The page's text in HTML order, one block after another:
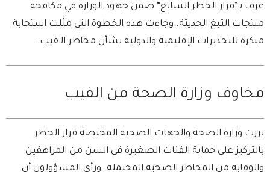
عرف بـ”قرار الحظر السابع“ ضمن جهود الوزارة في مكافحة
منتجات التبغ الحديثة. وجاءت هذه الخطوة التي مثلت استجابة
مبكرة للتحذيرات الإقليمية والدولية بشأن مخاطر الـفيب.
مخاوف وزارة الصحة من الفيب
بررت وزارة الصحة والجهات الصحية المختصة قرار الحظر
بالتركيز على حماية الفئات الصغيرة في السن من المراهقين
والوقاية من المخاطر الصحية المحتملة. ورأى المسؤولون أن